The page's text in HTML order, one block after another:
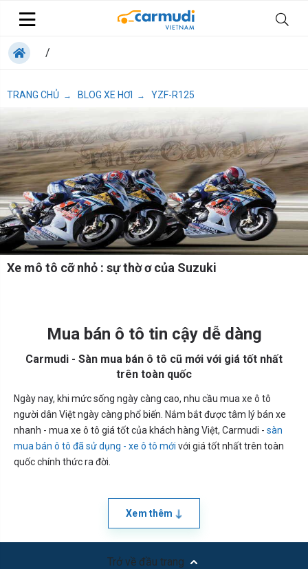
/
TRANG CHỦ → BLOG XE HƠI → YZF-R125
Xe mô tô cỡ nhỏ : sự thờ ơ của Suzuki
Mua bán ô tô tin cậy dễ dàng
Carmudi - Sàn mua bán ô tô cũ mới với giá tốt nhất
trên toàn quốc
Ngày nay, khi mức sống ngày càng cao, nhu cầu mua xe ô tô
người dân Việt ngày càng phổ biến. Nắm bắt được tâm lý bán xe
nhanh - mua xe ô tô giá tốt của khách hàng Việt, Carmudi - sàn
mua bán ô tô đã sử dụng - xe ô tô mới với giá tốt nhất trên toàn
quốc chính thức ra đời.
Xem thêm
Trở về đầu trang